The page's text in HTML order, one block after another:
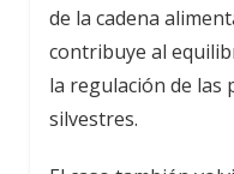
de la cadena
contribuye al
la regulación de las
silvestres.